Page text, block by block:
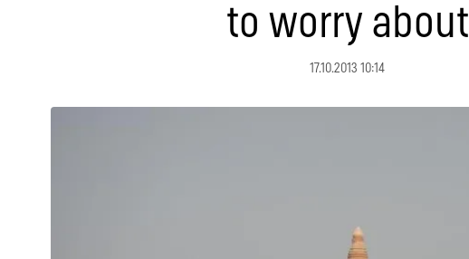
to worry about
17.10.2013 10:14